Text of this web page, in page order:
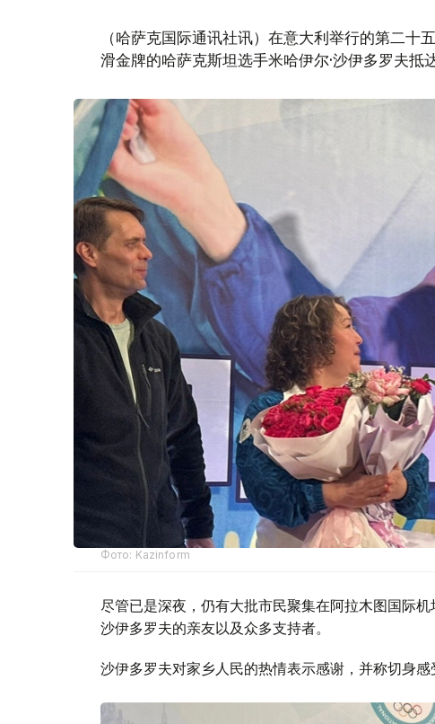
（哈萨克国际通讯社讯）在意大利举行的第二十
滑金牌的哈萨克斯坦选手米哈伊尔·沙伊多罗夫抵
Фото: Kazinform
尽管已是深夜，仍有大批市民聚集在阿拉木图国际
沙伊多罗夫的亲友以及众多支持者。
沙伊多罗夫对家乡人民的热情表示感谢，并称切身感